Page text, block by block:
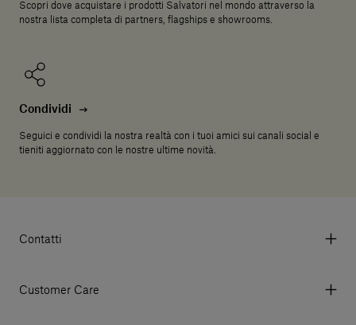
Scopri dove acquistare i prodotti Salvatori nel mondo attraverso la
nostra lista completa di partners, flagships e showrooms.
Condividi
Seguici e condividi la nostra realtà con i tuoi amici sui canali social e
tieniti aggiornato con le nostre ultime novità.
Contatti
Tel. +39 0584 769200 - P.IVA 01748630462
© 2026 Salvatori
Customer Care